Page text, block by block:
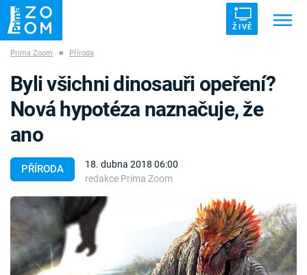
ŽIVĚ
ZÁHADY VETŘELCI DÁVNOVĚKU
Témata
Témata
Pořady
Prima Zoom ■ Příroda
PŘÍRODA
18. dubna 2018 06:00
redakce Prima Zoom
Byli všichni dinosauři opeření?
Nová hypotéza naznačuje, že
ano